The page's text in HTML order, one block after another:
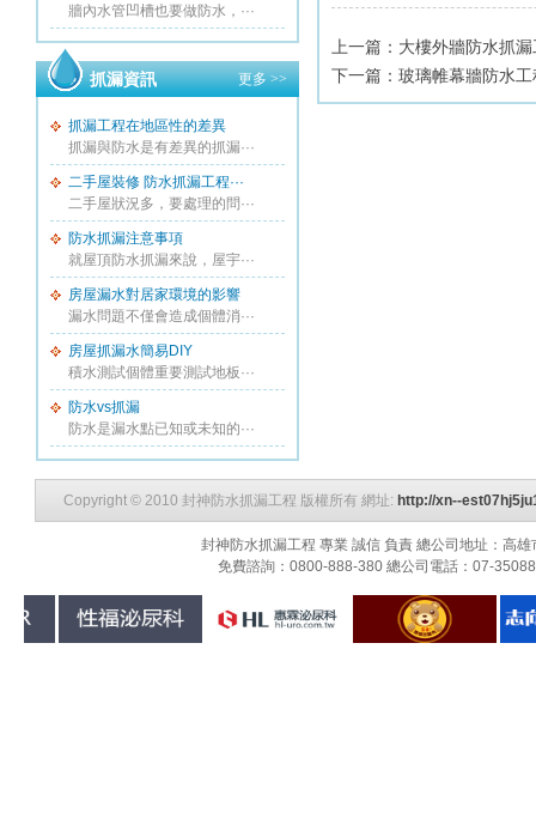
牆內水管凹槽也要做防水，···
更多 >>
抓漏資訊
抓漏工程在地區性的差異
抓漏與防水是有差異的抓漏···
二手屋裝修 防水抓漏工程···
二手屋狀況多，要處理的問···
防水抓漏注意事項
就屋頂防水抓漏來說，屋宇···
房屋漏水對居家環境的影響
漏水問題不僅會造成個體消···
房屋抓漏水簡易DIY
積水測試個體重要測試地板···
防水vs抓漏
防水是漏水點已知或未知的···
上一篇： 大樓外牆防水抓
下一篇： 玻璃帷幕牆防水工
Copyright © 2010 封神防水抓漏工程 版權所有 網址: http://xn--
封神防水抓漏工程 專業 誠信 負責 總公司地址：高
免費諮詢：0800-888-380 總公司電話：07-